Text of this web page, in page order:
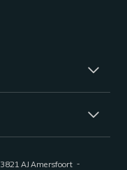
3821 AJ Amersfoort